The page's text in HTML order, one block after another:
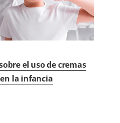
el uso de cremas
la infancia